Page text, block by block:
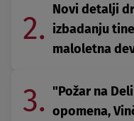
2.
Novi detalji
izbadanju
maloletna
3. "Požar na
opomena,